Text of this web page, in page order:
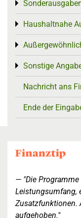
Toggle menu
Haushaltnahe
Toggle menu
Toggle menu
Sonstige
Toggle menu
Nachricht ans
Ende der
"Die
Leistungsumfang,
Zusatzfunktionen.
aufgehoben."